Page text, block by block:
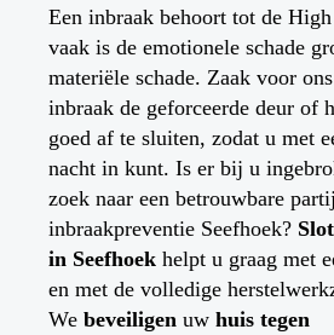
Een inbraak behoort tot de
vaak is de emotionele schade
materiële schade. Zaak voor
inbraak de geforceerde deur of
goed af te sluiten, zodat u met
nacht in kunt. Is er bij u
zoek naar een betrouwbare
inbraakpreventie Seefhoek?
in Seefhoek helpt u graag met
en met de volledige
We beveiligen uw huis tegen